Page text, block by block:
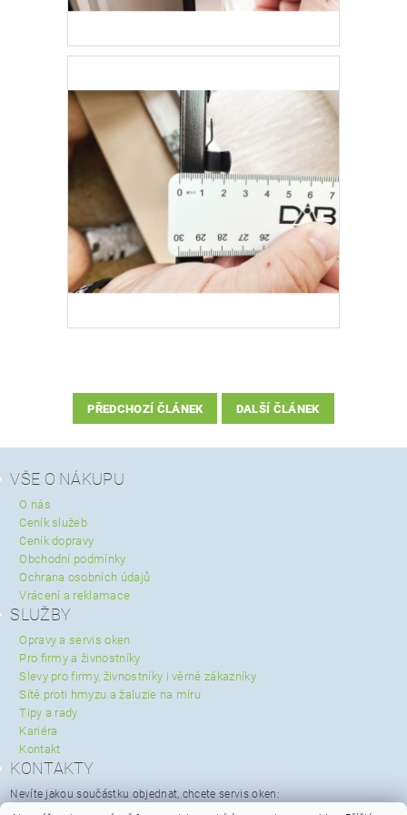
PŘEDCHOZÍ ČLÁNEK DALŠÍ ČLÁNEK
VŠE O NÁKUPU
O nás
Ceník služeb
Ceník dopravy
Obchodní podmínky
Ochrana osobních údajů
Vrácení a reklamace
SLUŽBY
Opravy a servis oken
Pro firmy a živnostníky
Slevy pro firmy, živnostníky i věrné zákazníky
Sítě proti hmyzu a žaluzie na míru
Tipy a rady
Kariéra
Kontakt
KONTAKTY
Nevíte jakou součástku objednat, chcete servis oken:
servis@spravaoken.cz